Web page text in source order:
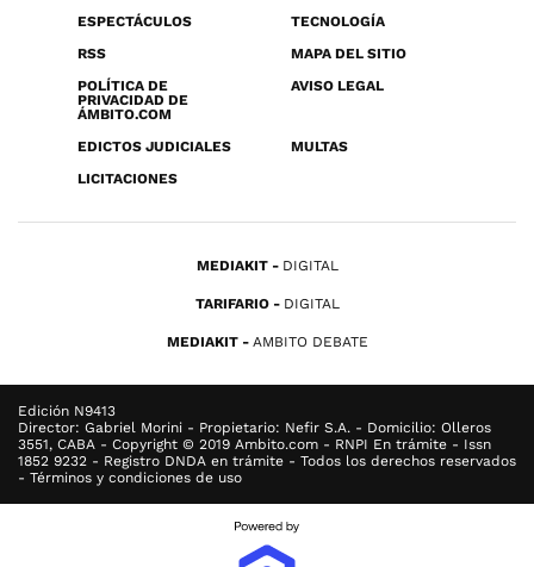
ESPECTÁCULOS
TECNOLOGÍA
RSS
MAPA DEL SITIO
POLÍTICA DE
PRIVACIDAD DE
ÁMBITO.COM
AVISO LEGAL
EDICTOS JUDICIALES
MULTAS
LICITACIONES
MEDIAKIT DIGITAL
TARIFARIO DIGITAL
MEDIAKIT AMBITO DEBATE
Edición N9413
Director: Gabriel Morini - Propietario: Nefir S.A. - Domicilio: Olleros
3551, CABA - Copyright © 2019 Ambito.com - RNPI En trámite - Issn
1852 9232 - Registro DNDA en trámite - Todos los derechos reservados
- Términos y condiciones de uso